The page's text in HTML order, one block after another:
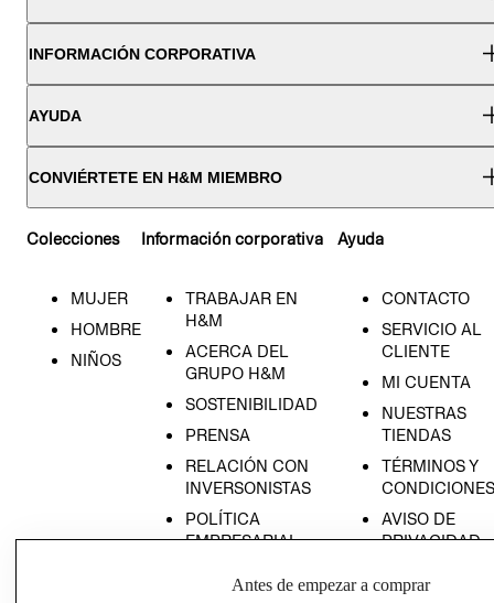
INFORMACIÓN CORPORATIVA
AYUDA
CONVIÉRTETE EN H&M MIEMBRO
Colecciones
MUJER
HOMBRE
NIÑOS
Información corporativa
TRABAJAR EN
H&M
ACERCA DEL
GRUPO H&M
SOSTENIBILIDAD
PRENSA
RELACIÓN CON
INVERSONISTAS
POLÍTICA
EMPRESARIAL
Ayuda
CONTACTO
SERVICIO AL
CLIENTE
MI CUENTA
NUESTRAS
TIENDAS
TÉRMINOS Y
CONDICIONES
AVISO DE
PRIVACIDAD
Antes de empezar a comprar